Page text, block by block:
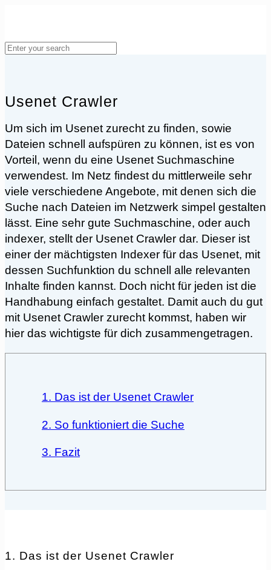
Usenet Crawler
Um sich im Usenet zurecht zu finden, sowie
Dateien schnell aufspüren zu können, ist es von
Vorteil, wenn du eine Usenet Suchmaschine
verwendest. Im Netz findest du mittlerweile sehr
viele verschiedene Angebote, mit denen sich die
Suche nach Dateien im Netzwerk simpel gestalten
lässt. Eine sehr gute Suchmaschine, oder auch
indexer, stellt der Usenet Crawler dar. Dieser ist
einer der mächtigsten Indexer für das Usenet, mit
dessen Suchfunktion du schnell alle relevanten
Inhalte finden kannst. Doch nicht für jeden ist die
Handhabung einfach gestaltet. Damit auch du gut
mit Usenet Crawler zurecht kommst, haben wir
hier das wichtigste für dich zusammengetragen.
1. Das ist der Usenet Crawler
2. So funktioniert die Suche
3. Fazit
1. Das ist der Usenet Crawler